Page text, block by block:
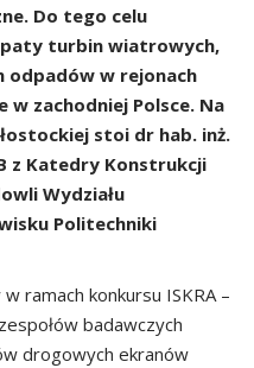
Do tego celu
turbin wiatrowych,
odpadów w rejonach
zachodniej Polsce. Na
stoi dr hab. inż.
z Katedry Konstrukcji
Wydziału
Politechniki
ramach konkursu ISKRA –
badawczych
drogowych ekranów